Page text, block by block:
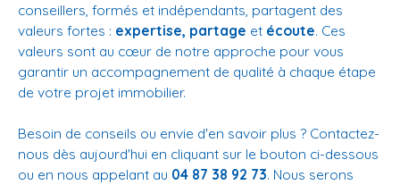
conseillers, formés et indépendants, partagent des
valeurs fortes : expertise, partage et écoute. Ces
valeurs sont au cœur de notre approche pour vous
garantir un accompagnement de qualité à chaque étape
de votre projet immobilier.
Besoin de conseils ou envie d'en savoir plus ? Contactez-
nous dès aujourd'hui en cliquant sur le bouton ci-dessous
ou en nous appelant au 04 87 38 92 73. Nous serons